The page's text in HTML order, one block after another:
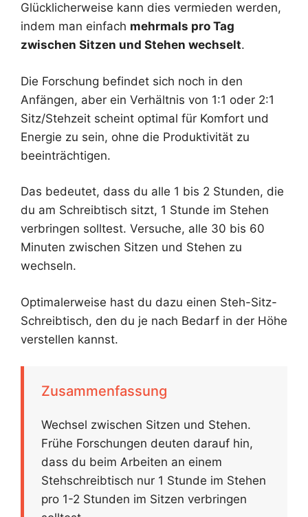
Glücklicherweise kann dies vermieden werden,
indem man einfach mehrmals pro Tag
zwischen Sitzen und Stehen wechselt.
Die Forschung befindet sich noch in den
Anfängen, aber ein Verhältnis von 1:1 oder 2:1
Sitz/Stehzeit scheint optimal für Komfort und
Energie zu sein, ohne die Produktivität zu
beeinträchtigen.
Das bedeutet, dass du alle 1 bis 2 Stunden, die
du am Schreibtisch sitzt, 1 Stunde im Stehen
verbringen solltest. Versuche, alle 30 bis 60
Minuten zwischen Sitzen und Stehen zu
wechseln.
Optimalerweise hast du dazu einen Steh-Sitz-
Schreibtisch, den du je nach Bedarf in der Höhe
verstellen kannst.
Zusammenfassung
Wechsel zwischen Sitzen und Stehen.
Frühe Forschungen deuten darauf hin,
dass du beim Arbeiten an einem
Stehschreibtisch nur 1 Stunde im Stehen
pro 1-2 Stunden im Sitzen verbringen